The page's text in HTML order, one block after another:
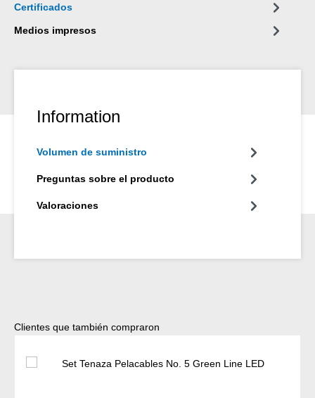
Certificados
Medios impresos
Information
Volumen de suministro
Preguntas sobre el producto
Valoraciones
Omitir la galería de productos
Clientes que también compraron